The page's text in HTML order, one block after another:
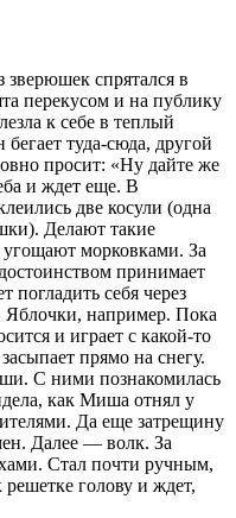
спрятался в
перекусом и на публику
к себе в теплый
туда-сюда, другой
просит: «Ну дайте же
и ждет еще. В
две косули (одна
Делают такие
морковками. За
принимает
погладить себя через
Яблочки, например. Пока
и играет с какой-то
прямо на снегу.
С ними познакомилась
как Миша отнял у
Да еще затрещину
Далее — волк. За
Стал почти ручным,
голову и ждет,